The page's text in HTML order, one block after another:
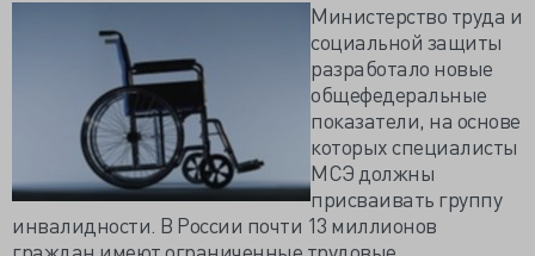
Министерство труда и
социальной защиты
разработало новые
общефедеральные
показатели, на основе
которых специалисты
МСЭ должны
присваивать группу
инвалидности. В России почти 13 миллионов